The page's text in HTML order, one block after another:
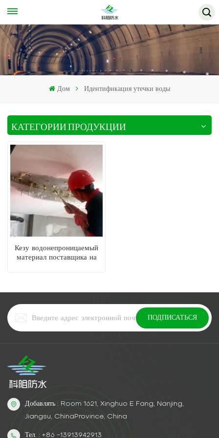
Дом Идентификация утечки воды
КАТЕГОРИИ ПРОДУКЦИИ
Кезу водонепроницаемый
материал поставщика на
Добавлять : Room 1621, Xinghuo E Fang, Nanjing,
Jiangsu, ChinaProvince, China
Тел. : +86 -13913942913